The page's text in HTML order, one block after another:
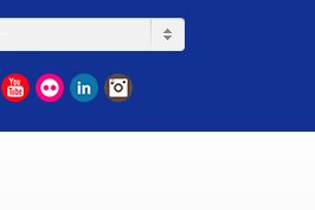
FacebookYouTube
Flickr LinkedIn